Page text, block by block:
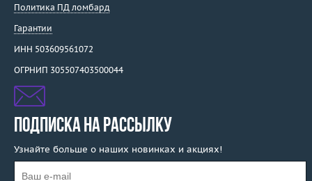
Политика ПД ломбард
Гарантии
ИНН 503609561072
ОГРНИП 305507403500044
ПОДПИСКА НА РАССЫЛКУ
Узнайте больше о наших новинках и акциях!